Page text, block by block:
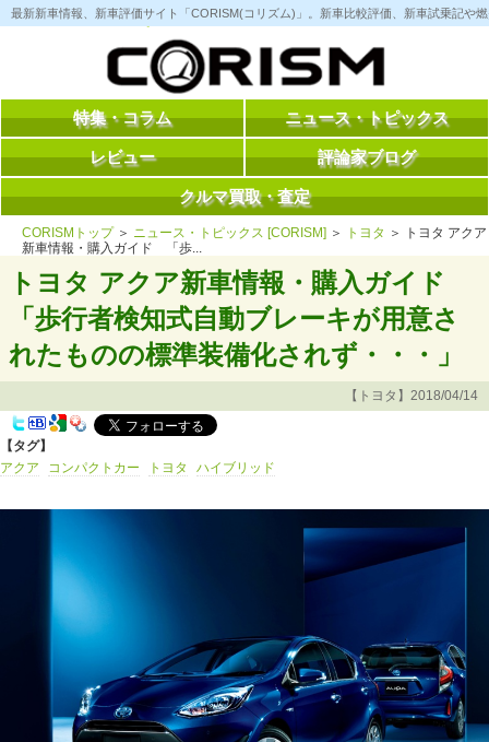
コ
ン
へ
最新新車情報、新車評価サイト「CORISM(コリズム)」。新車比較評価、新車試乗記や
特集・コラム ニュース・トピックス
レビュー 評論家ブログ
クルマ買取・査定
CORISMトップ＞ ニュース・トピックス [CORISM] ＞ トヨタ ＞ トヨタ アクア
新車情報・購入ガイド 「歩...
トヨタ アクア新車情報・購入ガイド
「歩行者検知式自動ブレーキが用意さ
れたものの標準装備化されず・・・」
【トヨタ】2018/04/14
【タグ】
アクア
コンパクトカー トヨタ ハイブリッド